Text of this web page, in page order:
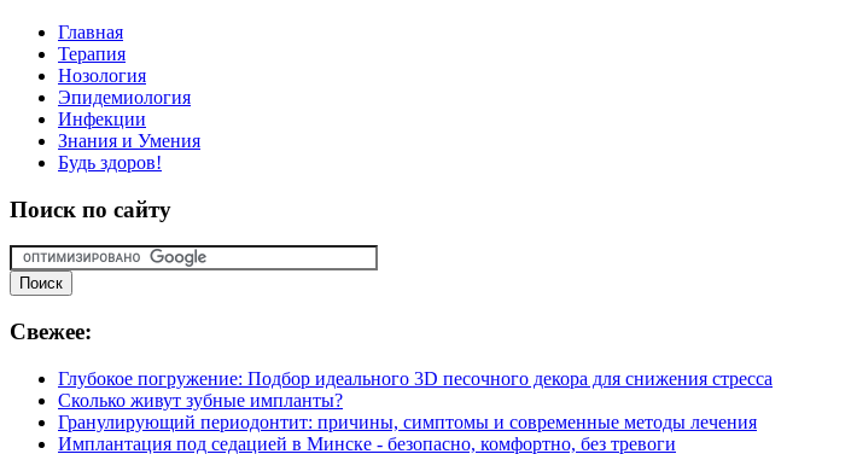
Главная
Терапия
Нозология
Эпидемиология
Инфекции
Знания и Умения
Будь здоров!
Поиск по сайту
Свежее:
Глубокое погружение: Подбор идеального 3D песочного декора для снижения стресса
Сколько живут зубные импланты?
Гранулирующий периодонтит: причины, симптомы и современные методы лечения
Имплантация под седацией в Минске - безопасно, комфортно, без тревоги